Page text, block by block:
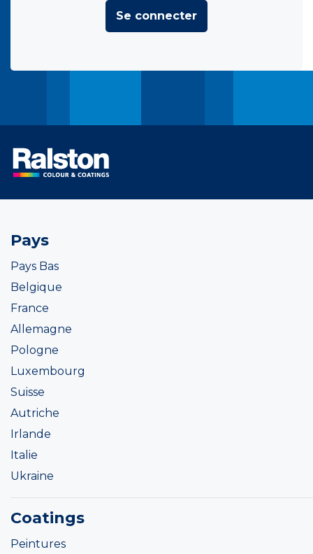
Se connecter
Pays
Pays Bas
Belgique
France
Allemagne
Pologne
Luxembourg
Suisse
Autriche
Irlande
Italie
Ukraine
Coatings
Peintures